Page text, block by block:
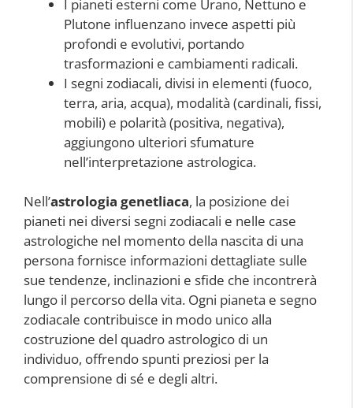
I pianeti esterni come Urano, Nettuno e
Plutone influenzano invece aspetti più
profondi e evolutivi, portando
trasformazioni e cambiamenti radicali.
I segni zodiacali, divisi in elementi (fuoco,
terra, aria, acqua), modalità (cardinali, fissi,
mobili) e polarità (positiva, negativa),
aggiungono ulteriori sfumature
nell’interpretazione astrologica.
Nell’astrologia genetliaca, la posizione dei
pianeti nei diversi segni zodiacali e nelle case
astrologiche nel momento della nascita di una
persona fornisce informazioni dettagliate sulle
sue tendenze, inclinazioni e sfide che incontrerà
lungo il percorso della vita. Ogni pianeta e segno
zodiacale contribuisce in modo unico alla
costruzione del quadro astrologico di un
individuo, offrendo spunti preziosi per la
comprensione di sé e degli altri.